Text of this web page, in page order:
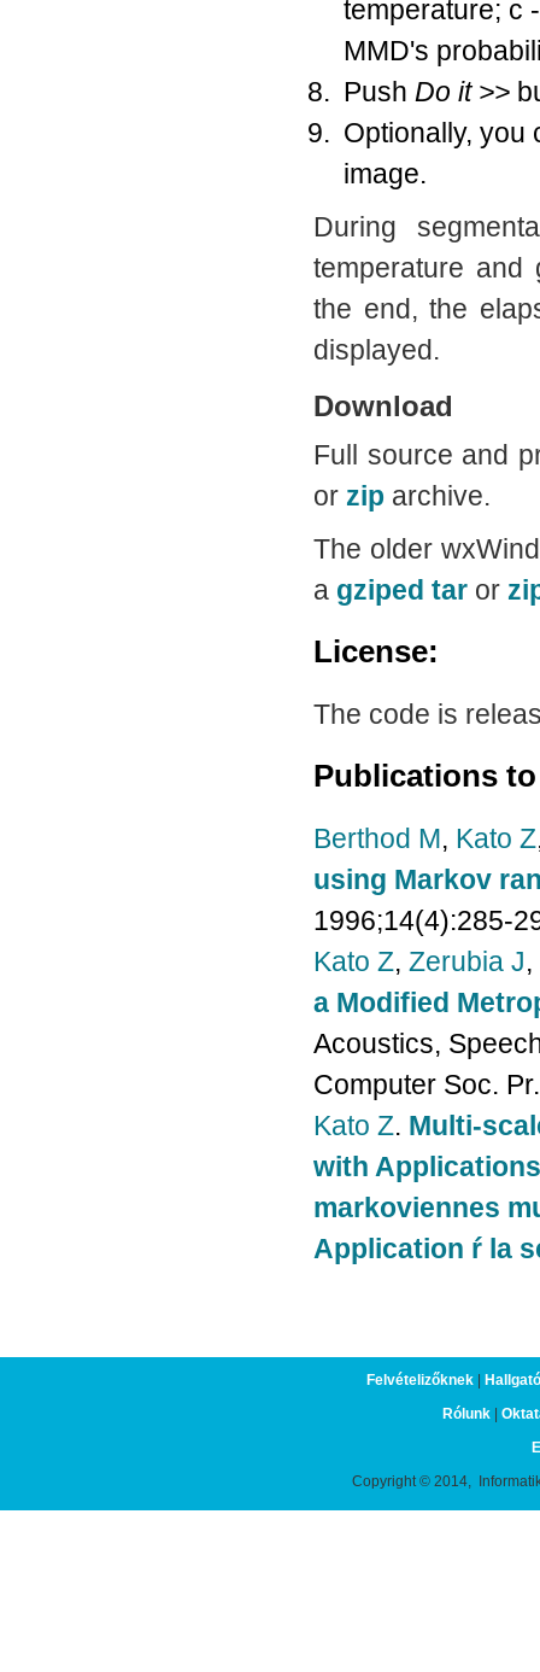
temperature; c
MMD's
Push Do it >>
Optionally, you
image.
During
temperature and
the end, the
displayed.
Download
Full source and
or zip archive.
The older
a gziped tar or
License:
The code is
Publications
Berthod M, Kato Z
using Markov
1996;14(4):285-
Kato Z, Zerubia J,
a Modified
Acoustics,
Computer Soc.
Kato Z. Multi-
with
markoviennes
Application ŕ la
Felvételizőknek|
Rólunk|
Copyright © 2014,